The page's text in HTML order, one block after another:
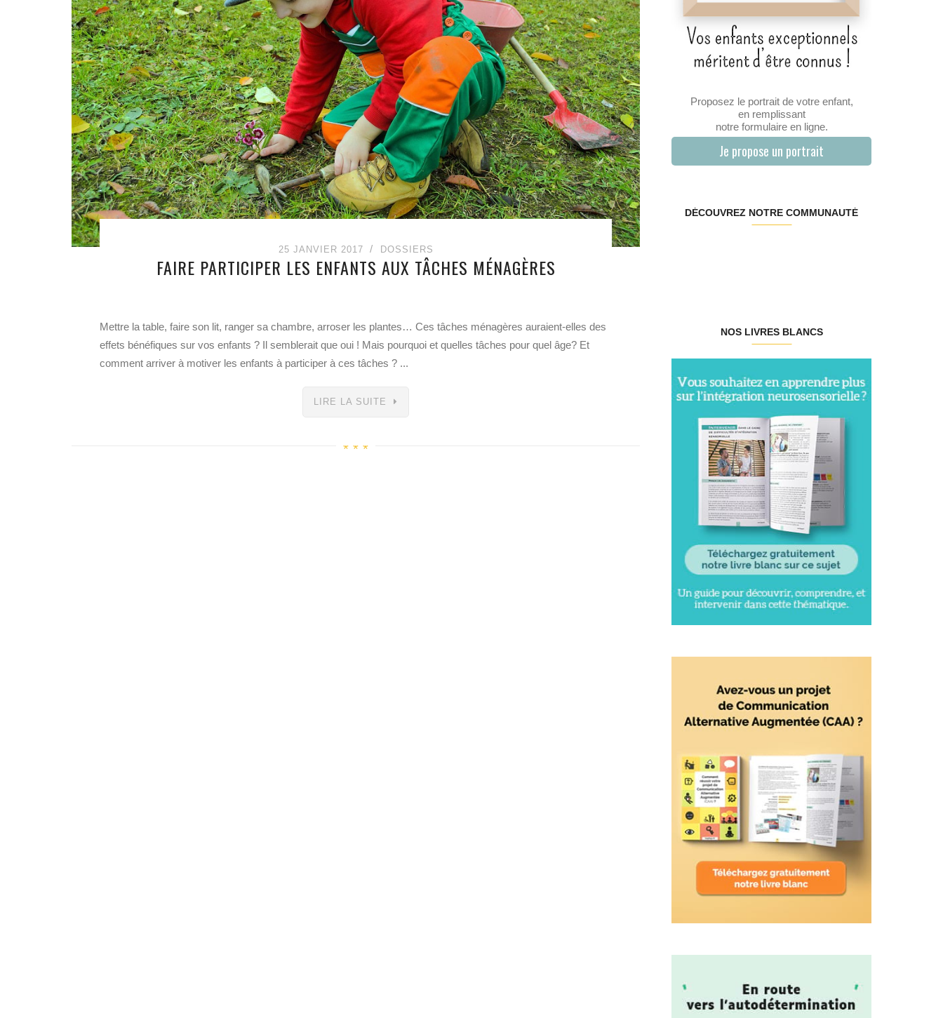
25 JANVIER 2017 DOSSIERS
FAIRE PARTICIPER LES ENFANTS AUX TÂCHES MÉNAGÈRES
Mettre la table, faire son lit, ranger sa chambre, arroser les plantes… Ces tâches ménagères auraient-elles des
effets bénéfiques sur vos enfants ? Il semblerait que oui ! Mais pourquoi et quelles tâches pour quel âge? Et
comment arriver à motiver les enfants à participer à ces tâches ? ...
LIRE LA SUITE
Proposez le portrait de votre enfant,
en remplissant
notre formulaire en ligne.
Je propose un portrait
DÉCOUVREZ NOTRE COMMUNAUTÉ
NOS LIVRES BLANCS